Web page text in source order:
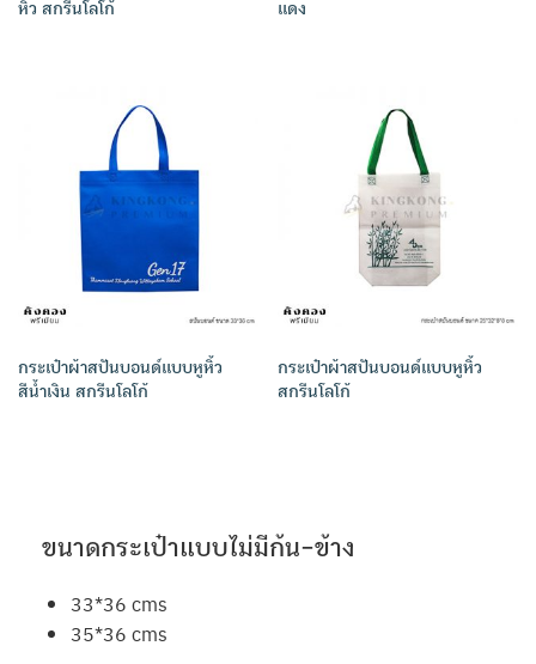
หิ้ว สกรีนโลโก้
แดง
กระเป๋าผ้าสปันบอนด์แบบหูหิ้ว
สีน้ำเงิน สกรีนโลโก้
กระเป๋าผ้าสปันบอนด์แบบหูหิ้ว
สกรีนโลโก้
ขนาดกระเป๋าแบบไม่มีก้น-ข้าง
33*36 cms
35*36 cms